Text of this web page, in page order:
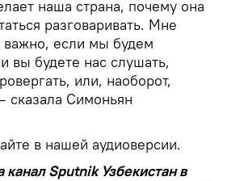
наша страна, почему она
разговаривать. Мне
важно, если мы будем
вы будете нас слушать,
или, наоборот,
сказала Симоньян
в нашей аудиоверсии.
Sputnik Узбекистан в